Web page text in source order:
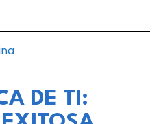
DE TI: